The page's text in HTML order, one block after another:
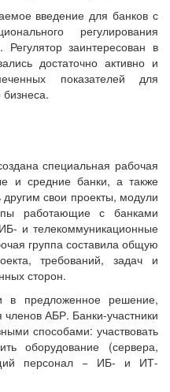
введение для банков с
регулирования
заинтересован в
достаточно активно и
показателей для
специальная рабочая
и средние банки, а также
свои проекты, модули
работающие с банками
и телекоммуникационные
группа составила общую
требований, задач и
сторон.
предложенное решение,
АБР. Банки-участники
способами: участвовать
оборудование (сервера,
персонал − ИБ- и ИТ-